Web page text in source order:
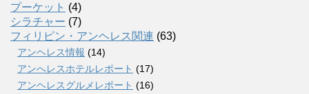
プーケット (4)
シラチャー (7)
フィリピン・アンヘレス関連 (63)
アンヘレス情報 (14)
アンへレスホテルレポート (17)
アンヘレスグルメレポート (16)